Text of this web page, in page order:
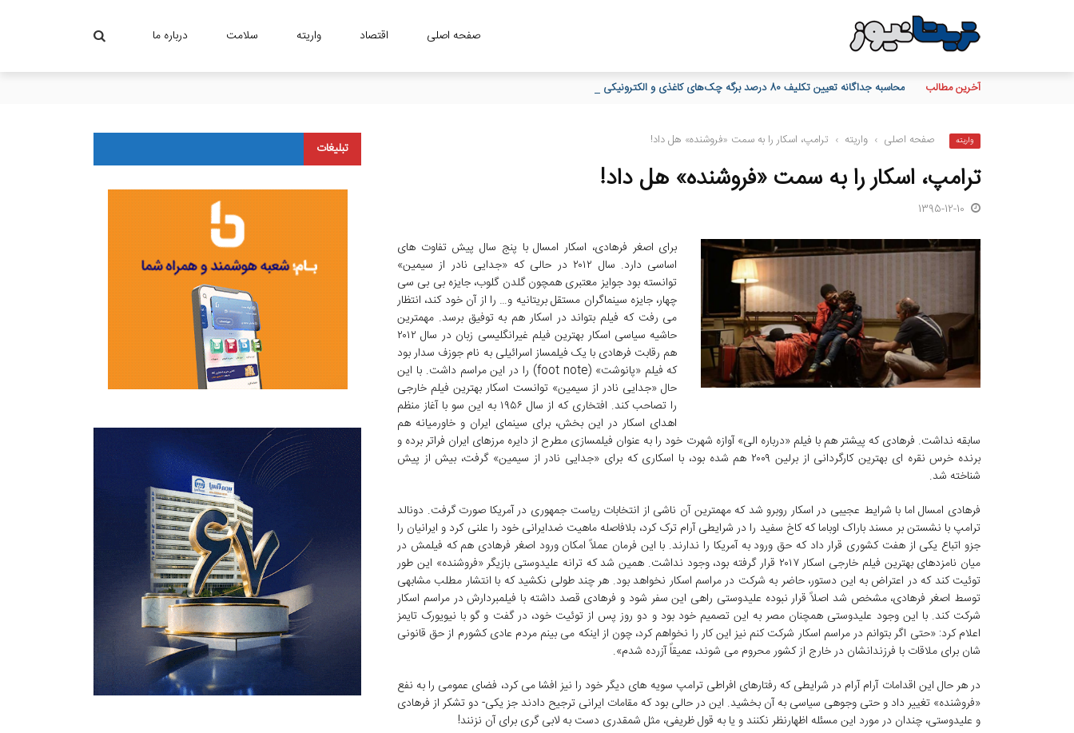
صفحه اصلی اقتصاد واریته سلامت درباره ما
آخرین مطالب محاسبه جداگانه تعیین تکلیف 80 درصد برگه چک‌های کاغذی و الکترونیکی هنگام درخواست دسته چک
واریته صفحه اصلی › واریته › ترامپ، اسکار را به سمت «فروشنده» هل داد!
ترامپ، اسکار را به سمت «فروشنده» هل داد!
1395-12-10
برای اصغر فرهادی، اسکار امسال با پنج سال پیش تفاوت های
اساسی دارد. سال ۲۰۱۲ در حالی که «جدایی نادر از سیمین»
توانسته بود جوایز معتبری همچون گلدن گلوب، جایزه بی بی سی
چهار، جایزه سینماگران مستقل بریتانیه و… را از آن خود کند، انتظار
می رفت که فیلم بتواند در اسکار هم به توفیق برسد. مهمترین
حاشیه سیاسی اسکار بهترین فیلم غیرانگلیسی زبان در سال ۲۰۱۲
هم رقابت فرهادی با یک فیلمساز اسرائیلی به نام جوزف سدار بود
که فیلم «پانوشت» (foot note) را در این مراسم داشت. با این
حال «جدایی نادر از سیمین» توانست اسکار بهترین فیلم خارجی
را تصاحب کند. افتخاری که از سال ۱۹۵۶ به این سو با آغاز منظم
اهدای اسکار در این بخش، برای سینمای ایران و خاورمیانه هم
سابقه نداشت. فرهادی که پیشتر هم با فیلم «درباره الی» آوازه شهرت خود را به عنوان فیلمسازی مطرح از دایره مرزهای ایران فراتر برده و
برنده خرس نقره ای بهترین کارگردانی از برلین ۲۰۰۹ هم شده بود، با اسکاری که برای «جدایی نادر از سیمین» گرفت، بیش از پیش
شناخته شد.
فرهادی امسال اما با شرایط عجیبی در اسکار روبرو شد که مهمترین آن ناشی از انتخابات ریاست جمهوری در آمریکا صورت گرفت. دونالد
ترامپ با نشستن بر مسند باراک اوباما که کاخ سفید را در شرایطی آرام ترک کرد، بلافاصله ماهیت ضدایرانی خود را علنی کرد و ایرانیان را
جزو اتباع یکی از هفت کشوری قرار داد که حق ورود به آمریکا را ندارند. با این فرمان عملاً امکان ورود اصغر فرهادی هم که فیلمش در
میان نامزدهای بهترین فیلم خارجی اسکار ۲۰۱۷ قرار گرفته بود، وجود نداشت. همین شد که ترانه علیدوستی بازیگر «فروشنده» این طور
توئیت کند که در اعتراض به این دستور، حاضر به شرکت در مراسم اسکار نخواهد بود. هر چند طولی نکشید که با انتشار مطلب مشابهی
توسط اصغر فرهادی، مشخص شد اصلاً قرار نبوده علیدوستی راهی این سفر شود و فرهادی قصد داشته با فیلمبردارش در مراسم اسکار
شرکت کند. با این وجود علیدوستی همچنان مصر به این تصمیم خود بود و دو روز پس از توئیت خود، در گفت و گو با نیویورک تایمز
اعلام کرد: «حتی اگر بتوانم در مراسم اسکار شرکت کنم نیز این کار را نخواهم کرد، چون از اینکه می بینم مردم عادی کشورم از حق قانونی
شان برای ملاقات با فرزندانشان در خارج از کشور محروم می شوند، عمیقاً آزرده شدم».
در هر حال این اقدامات آرام آرام در شرایطی که رفتارهای افراطی ترامپ سویه های دیگر خود را نیز افشا می کرد، فضای عمومی را به نفع
«فروشنده» تغییر داد و حتی وجوهی سیاسی به آن بخشید. این در حالی بود که مقامات ایرانی ترجیح دادند جز یکی- دو تشکر از فرهادی
و علیدوستی، چندان در مورد این مسئله اظهارنظر نکنند و یا به قول ظریفی، مثل شمقدری دست به لابی گری برای آن نزنند!
تبلیغات